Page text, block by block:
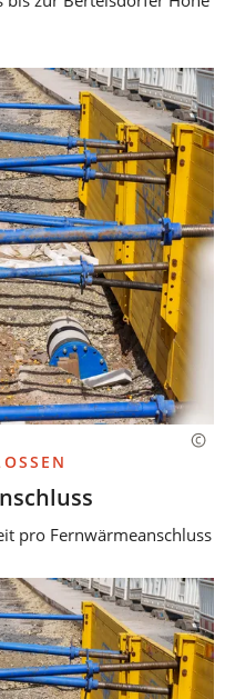
pro Fernwärmeanschluss